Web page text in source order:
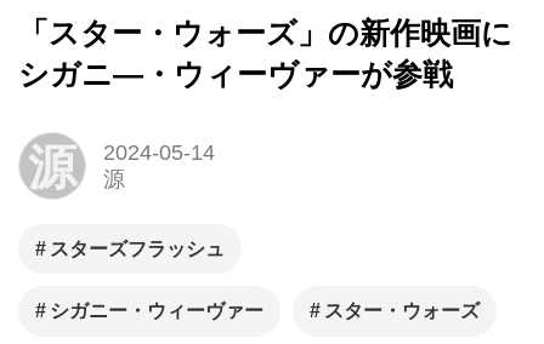
「スター・ウォーズ」の新作映画に
シガニ―・ウィーヴァーが参戦
源
2024-05-14
源
スターズフラッシュ
シガニー・ウィーヴァー スター・ウォーズ